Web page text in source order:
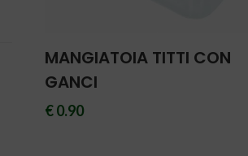
MANGIATOIA TITTI CON
GANCI
€ 0.90